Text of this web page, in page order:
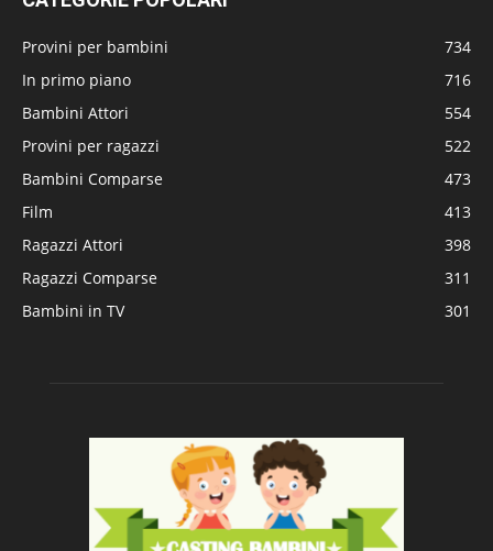
Provini per bambini
734
In primo piano
716
Bambini Attori
554
Provini per ragazzi
522
Bambini Comparse
473
Film
413
Ragazzi Attori
398
Ragazzi Comparse
311
Bambini in TV
301